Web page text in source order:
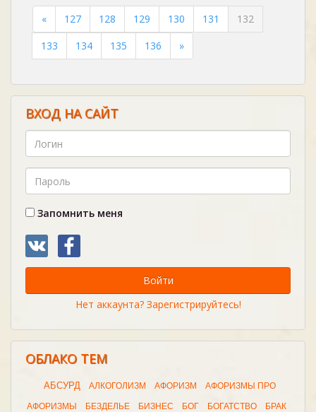
« 127 128 129 130 131
132
133
134 135 136 »
ВХОД НА САЙТ
Запомнить меня
Войти
Нет аккаунта? Зарегистрируйтесь!
ОБЛАКО ТЕМ
АБСУРД АЛКОГОЛИЗМ АФОРИЗМ АФОРИЗМЫ ПРО
АФОРИЗМЫ БЕЗДЕЛЬЕ БИЗНЕС БОГ БОГАТСТВО БРАК